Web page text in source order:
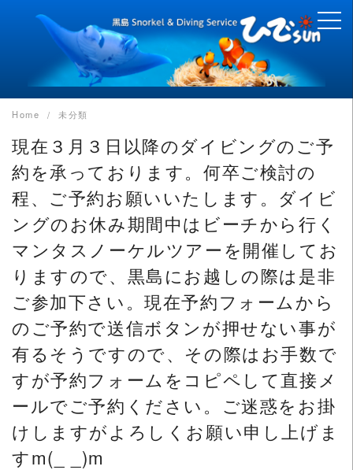
Home 未分類
現在３月３日以降のダイビングのご予
約を承っております。何卒ご検討の
程、ご予約お願いいたします。ダイビ
ングのお休み期間中はビーチから行く
マンタスノーケルツアーを開催してお
りますので、黒島にお越しの際は是非
ご参加下さい。現在予約フォームから
のご予約で送信ボタンが押せない事が
有るそうですので、その際はお手数で
すが予約フォームをコピペして直接メ
ールでご予約ください。ご迷惑をお掛
けしますがよろしくお願い申し上げま
すm(_ _)m